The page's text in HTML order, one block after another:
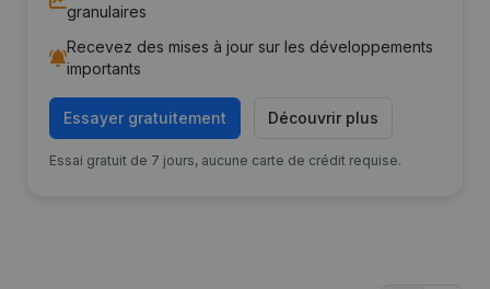
granulaires
Recevez des mises à jour sur les développements
importants
Essayer gratuitement Découvrir plus
Essai gratuit de 7 jours, aucune carte de crédit requise.